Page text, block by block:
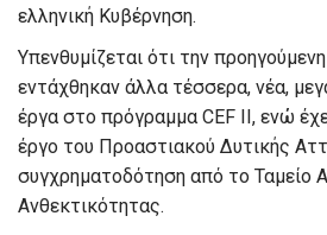
ελληνική Κυβέρνηση.
Υπενθυμίζεται ότι την
εντάχθηκαν άλλα τέσσερα, νέα,
έργα στο πρόγραμμα CEF II, ενώ
έργο του Προαστιακού Δυτικής
συγχρηματοδότηση από το Ταμείο
Ανθεκτικότητας.